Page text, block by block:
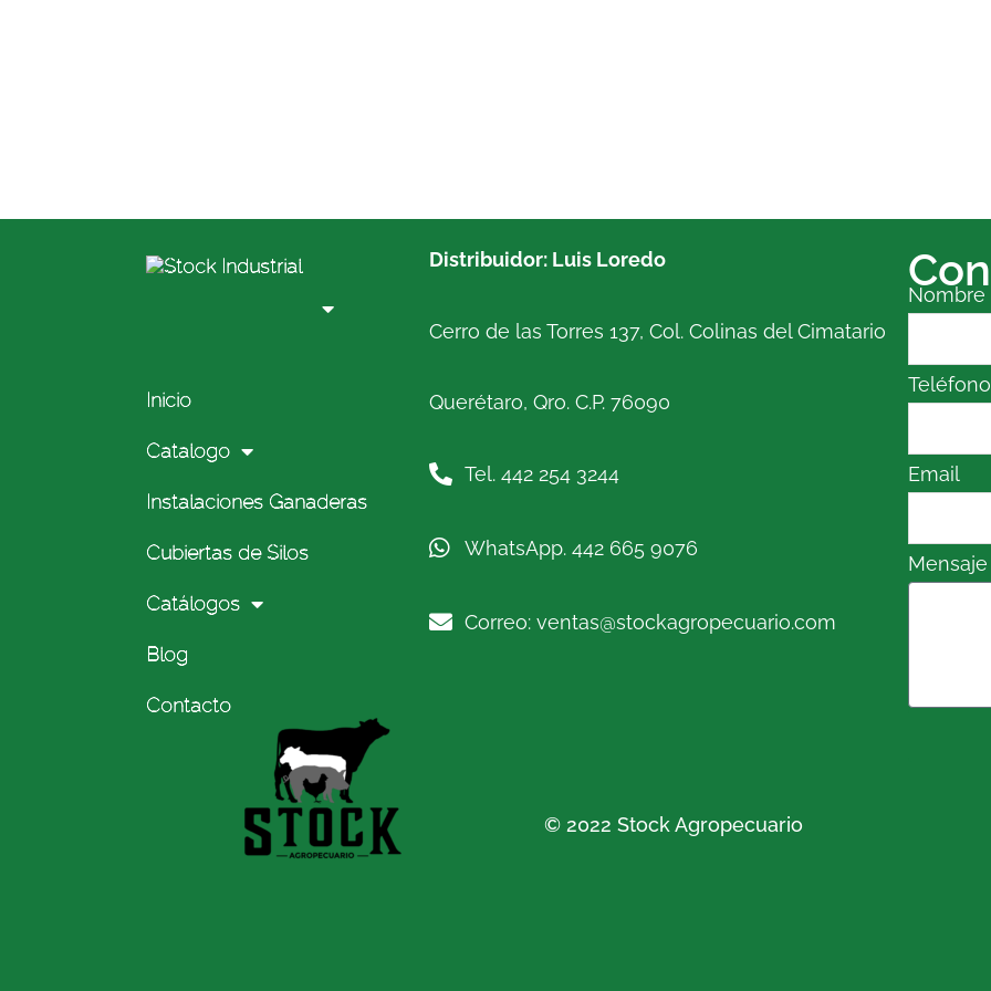
Inicio
Catalogo
Instalaciones Ganaderas
Cubiertas de Silos
Catálogos
Blog
Contacto
Distribuidor: Luis Loredo
Cerro de las Torres 137, Col. Colinas del Cimatario
Querétaro, Qro. C.P. 76090
Tel. 442 254 3244
WhatsApp. 442 665 9076
Correo: ventas@stockagropecuario.com
Nombre
Teléfono
Email
Mensaje
© 2022 Stock Agropecuario